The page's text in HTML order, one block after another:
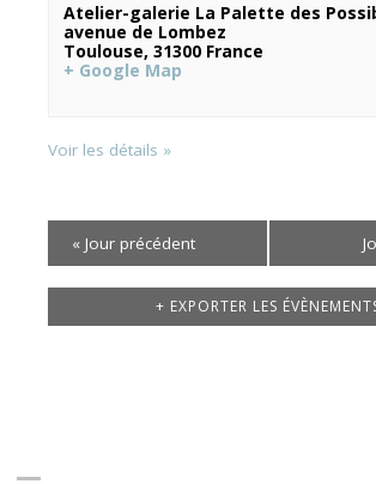
Atelier-galerie La Palette des
avenue de Lombez
Toulouse, 31300 France
+ Google Map
Voir les détails »
« Jour précédent
+ EXPORTER LES